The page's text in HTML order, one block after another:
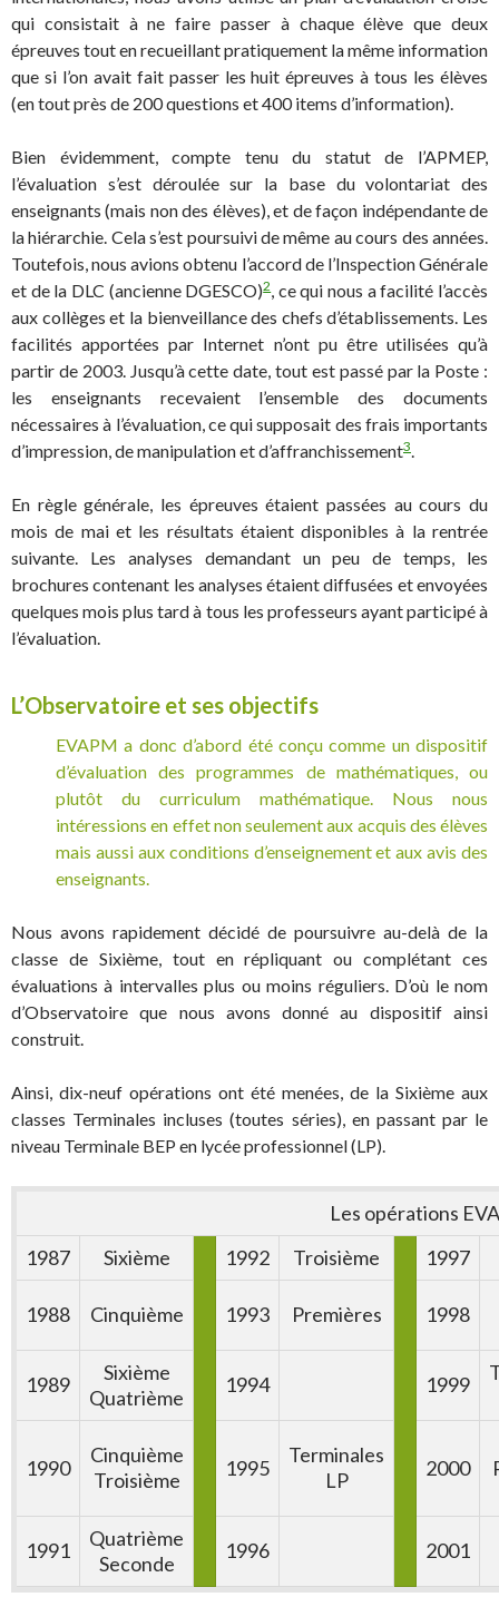
qui consistait à ne faire passer à chaque élève que deux
épreuves tout en recueillant pratiquement la même information
que si l’on avait fait passer les huit épreuves à tous les élèves
(en tout près de 200 questions et 400 items d’information).
Bien évidemment, compte tenu du statut de l’APMEP,
l’évaluation s’est déroulée sur la base du volontariat des
enseignants (mais non des élèves), et de façon indépendante de
la hiérarchie. Cela s’est poursuivi de même au cours des années.
Toutefois, nous avions obtenu l’accord de l’Inspection Générale
et de la DLC (ancienne DGESCO)2, ce qui nous a facilité l’accès
aux collèges et la bienveillance des chefs d’établissements. Les
facilités apportées par Internet n’ont pu être utilisées qu’à
partir de 2003. Jusqu’à cette date, tout est passé par la Poste :
les enseignants recevaient l’ensemble des documents
nécessaires à l’évaluation, ce qui supposait des frais importants
d’impression, de manipulation et d’affranchissement3
En règle générale, les épreuves étaient passées au cours du
mois de mai et les résultats étaient disponibles à la rentrée
suivante. Les analyses demandant un peu de temps, les
brochures contenant les analyses étaient diffusées et envoyées
quelques mois plus tard à tous les professeurs ayant participé à
l’évaluation.
L’Observatoire et ses objectifs
EVAPM a donc d’abord été conçu comme un dispositif
d’évaluation des programmes de mathématiques, ou
plutôt du curriculum mathématique. Nous nous
intéressions en effet non seulement aux acquis des élèves
mais aussi aux conditions d’enseignement et aux avis des
enseignants.
Nous avons rapidement décidé de poursuivre au-delà de la
classe de Sixième, tout en répliquant ou complétant ces
évaluations à intervalles plus ou moins réguliers. D’où le nom
d’Observatoire que nous avons donné au dispositif ainsi
construit.
Ainsi, dix-neuf opérations ont été menées, de la Sixième aux
classes Terminales incluses (toutes séries), en passant par le
niveau Terminale BEP en lycée professionnel (LP).
Les opérations
1987
Sixième 1992 Troisième 1997
1988 Cinquième 1993 Premières 1998
1989
Sixième
Quatrième
1994 1999
1990
Cinquième
Troisième
1995
Terminales
LP
2000
1991
Quatrième
Seconde
1996 2001